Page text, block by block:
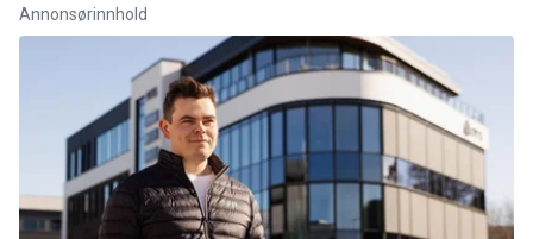
Annonsørinnhold